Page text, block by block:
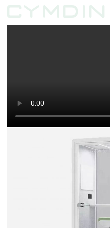
CYMDIN